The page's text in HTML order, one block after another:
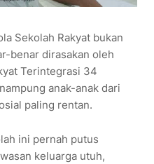
Sekolah Rakyat bukan
benar dirasakan oleh
Terintegrasi 34
anak-anak dari
paling rentan.
ini pernah putus
keluarga utuh,